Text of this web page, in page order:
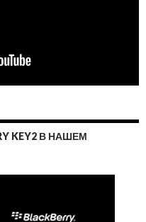
KEY2 В НАШЕМ